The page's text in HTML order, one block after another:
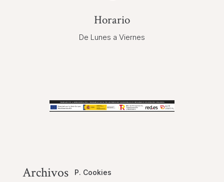
Horario
De Lunes a Viernes
Archivos P. Cookies